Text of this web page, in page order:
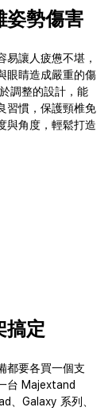
姿勢傷害
易讓人疲憊不堪，
眼睛造成嚴重的傷
調整的設計，能
習慣，保護頸椎免
與角度，輕鬆打造
搞定
都要各買一個支
台 Majextand
、Galaxy 系列、